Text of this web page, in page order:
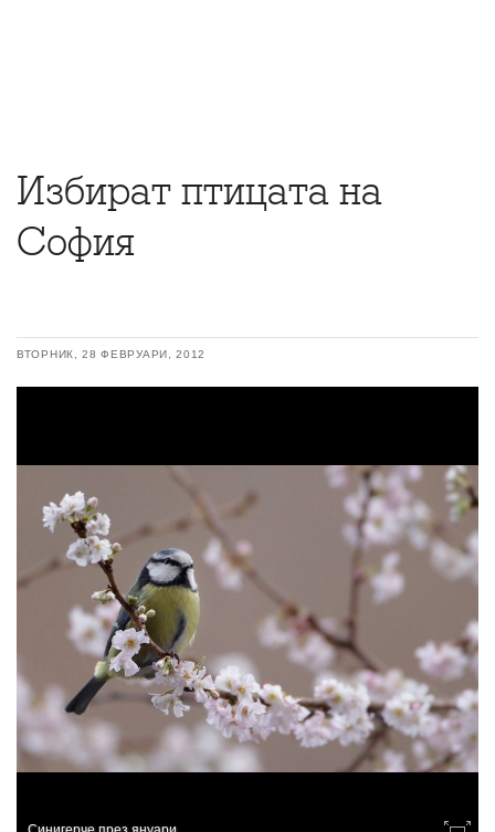
Избират птицата на
София
ВТОРНИК, 28 ФЕВРУАРИ, 2012
Синигерче през януари